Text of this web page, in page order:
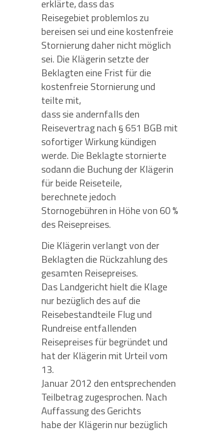
erklärte, dass das
Reisegebiet problemlos zu
bereisen sei und eine kostenfreie
Stornierung daher nicht möglich
sei. Die Klägerin setzte der
Beklagten eine Frist für die
kostenfreie Stornierung und
teilte mit,
dass sie andernfalls den
Reisevertrag nach § 651 BGB mit
sofortiger Wirkung kündigen
werde. Die Beklagte stornierte
sodann die Buchung der Klägerin
für beide Reiseteile,
berechnete jedoch
Stornogebühren in Höhe von 60 %
des Reisepreises.
Die Klägerin verlangt von der
Beklagten die Rückzahlung des
gesamten Reisepreises.
Das Landgericht hielt die Klage
nur bezüglich des auf die
Reisebestandteile Flug und
Rundreise entfallenden
Reisepreises für begründet und
hat der Klägerin mit Urteil vom
13.
Januar 2012 den entsprechenden
Teilbetrag zugesprochen. Nach
Auffassung des Gerichts
habe der Klägerin nur bezüglich